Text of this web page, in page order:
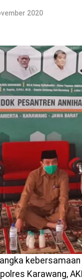
2020
Karawang,